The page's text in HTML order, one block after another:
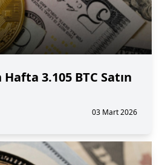
3.105 BTC Satın
03 Mart 2026